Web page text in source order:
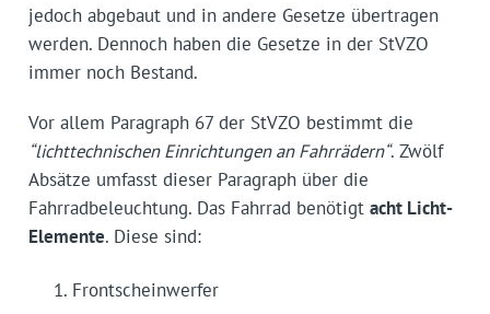
jedoch abgebaut und in andere Gesetze übertragen
werden. Dennoch haben die Gesetze in der StVZO
immer noch Bestand.
Vor allem Paragraph 67 der StVZO bestimmt die
“lichttechnischen Einrichtungen an Fahrrädern“. Zwölf
Absätze umfasst dieser Paragraph über die
Fahrradbeleuchtung. Das Fahrrad benötigt acht Licht-
Elemente. Diese sind:
Frontscheinwerfer